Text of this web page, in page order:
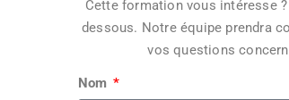
Cette formation vous intéresse
dessous. Notre équipe prendra
vos questions
Nom